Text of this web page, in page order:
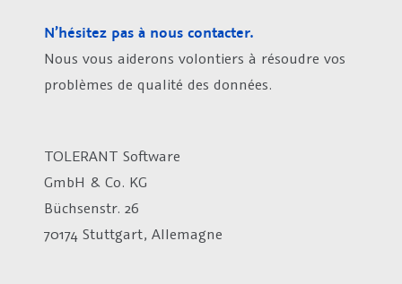
N’hésitez pas à nous contacter.
Nous vous aiderons volontiers à résoudre vos
problèmes de qualité des données.
TOLERANT Software
GmbH & Co. KG
Büchsenstr. 26
70174 Stuttgart, Allemagne